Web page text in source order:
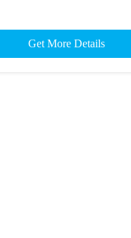
Get More Details